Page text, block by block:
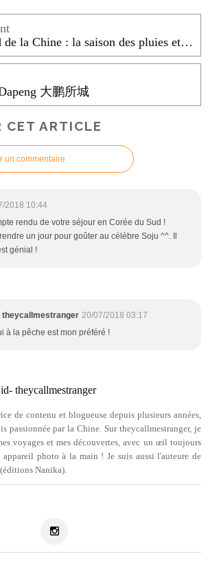
Vivre dans le sud de la Chine : la saison des pluies et les typhons
大鹏所城
CET ARTICLE
un commentaire
2018 10:44
rendu de votre séjour en Corée du Sud !
un jour pour goûter au célèbre Soju ^^. Il
génial !
theycallmestranger 20/07/2018 03:17
à la pêche est mon préféré !
de contenu et blogueuse depuis plusieurs années,
passionnée par la Chine. Sur theycallmestranger, je
voyages et mes découvertes, avec un œil toujours
photo à la main ! Je suis aussi l'auteure de
Nanika).